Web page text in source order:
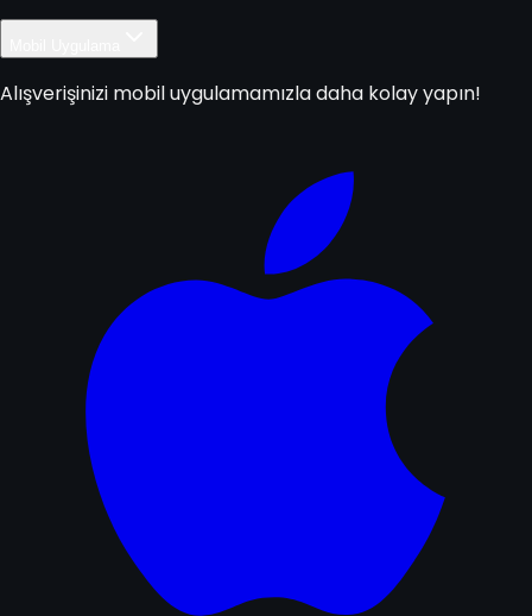
Alışverişinizi mobil uygulamamızla daha kolay yapın!